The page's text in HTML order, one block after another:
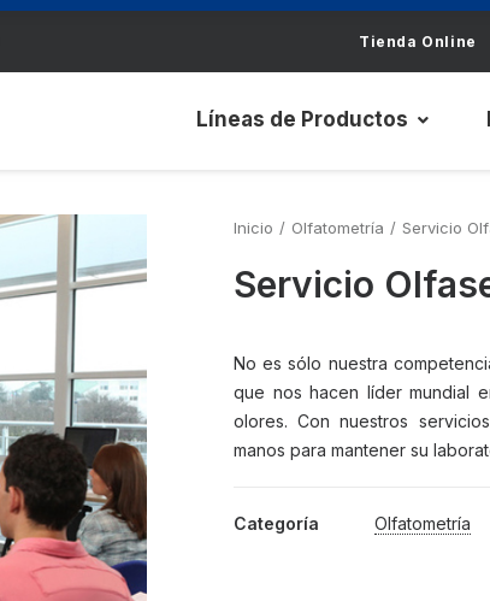
Tienda Online
Líneas de Productos
Inicio Olfatometría Servicio
Servicio
No es sólo nuestra
que nos hacen líder mundial
olores. Con nuestros
manos para mantener su
Categoría Olfatometría